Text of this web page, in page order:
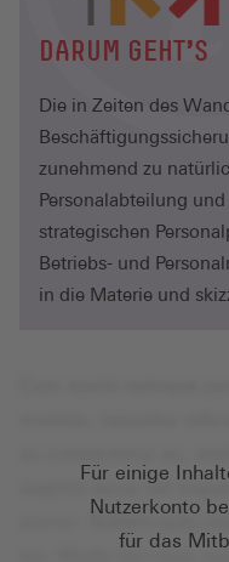
DARUM GEHT'S
Die in Zeiten des
zunehmend zu
Personalabteilung
strategischen
Betriebs- und
in die Materie und
Für einige
Nutzerkonto
für das